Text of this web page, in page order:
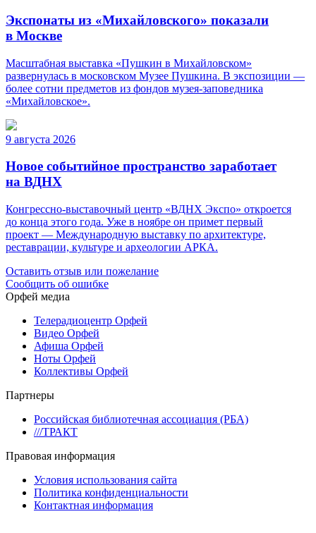
Экспонаты из «Михайловского» показали
в Москве
Масштабная выставка «Пушкин в Михайловском»
развернулась в московском Музее Пушкина. В экспозиции —
более сотни предметов из фондов музея-заповедника
«Михайловское».
9 августа 2026
Новое событийное пространство заработает
на ВДНХ
Конгрессно-выставочный центр «ВДНХ Экспо» откроется
до конца этого года. Уже в ноябре он примет первый
проект — Международную выставку по архитектуре,
реставрации, культуре и археологии АРКА.
Оставить отзыв или пожелание
Сообщить об ошибке
Орфей медиа
Телерадиоцентр Орфей
Видео Орфей
Афиша Орфей
Ноты Орфей
Коллективы Орфей
Партнеры
Российская библиотечная ассоциация (РБА)
///ТРАКТ
Правовая информация
Условия использования сайта
Политика конфиденциальности
Контактная информация